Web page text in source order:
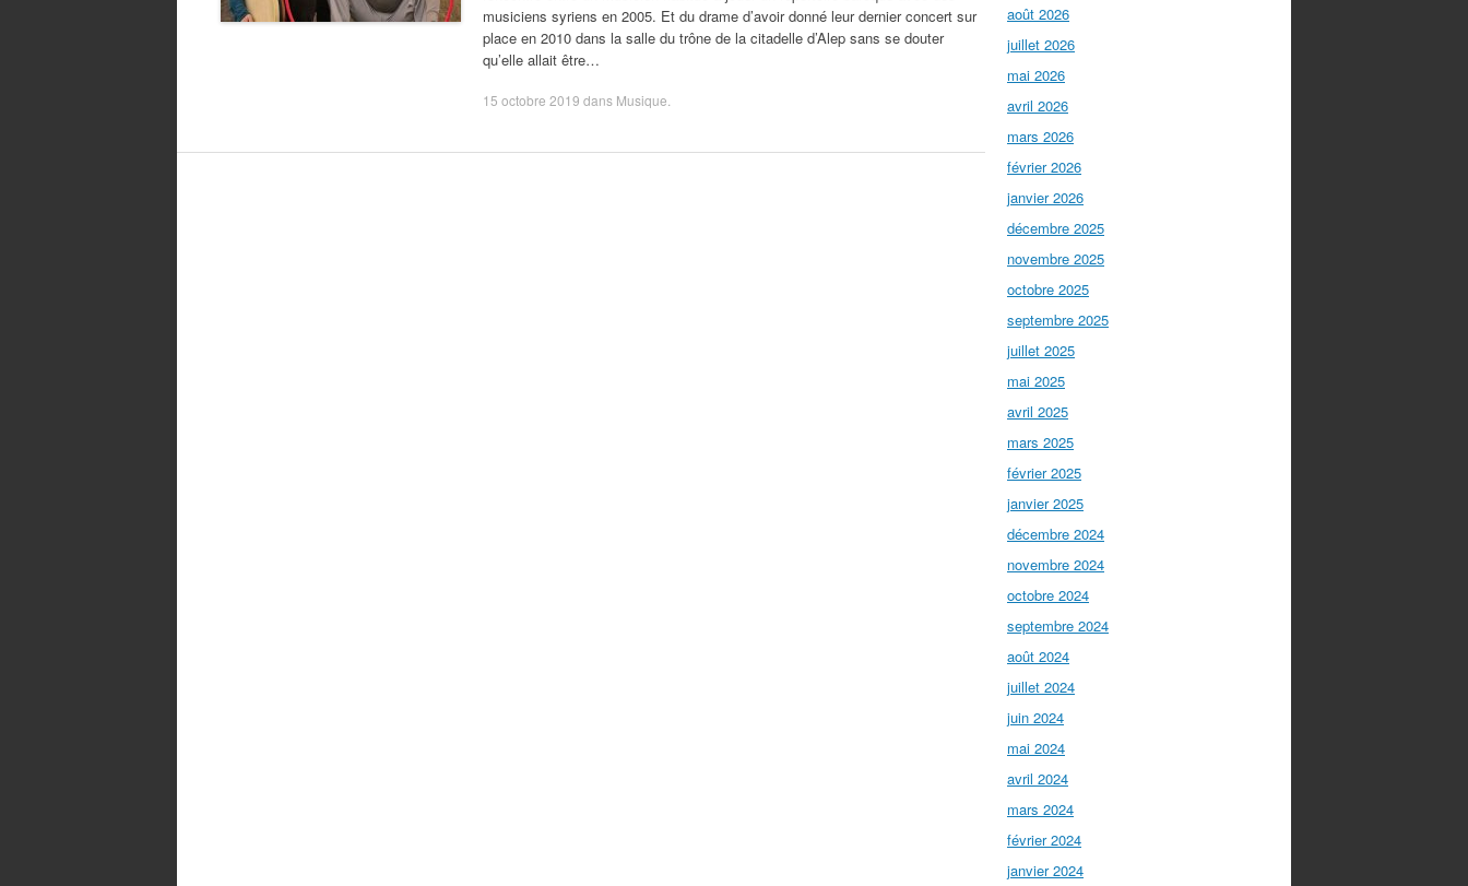
musiciens syriens en 2005. Et du drame d’avoir donné leur dernier concert sur
place en 2010 dans la salle du trône de la citadelle d’Alep sans se douter
qu’elle allait être…
15 octobre 2019 dans Musique
août 2026
juillet 2026
mai 2026
avril 2026
mars 2026
février 2026
janvier 2026
décembre 2025
novembre 2025
octobre 2025
septembre 2025
juillet 2025
mai 2025
avril 2025
mars 2025
février 2025
janvier 2025
décembre 2024
novembre 2024
octobre 2024
septembre 2024
août 2024
juillet 2024
juin 2024
mai 2024
avril 2024
mars 2024
février 2024
janvier 2024